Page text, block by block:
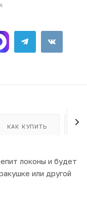
КАК КУПИТЬ
локоны и будет
или другой